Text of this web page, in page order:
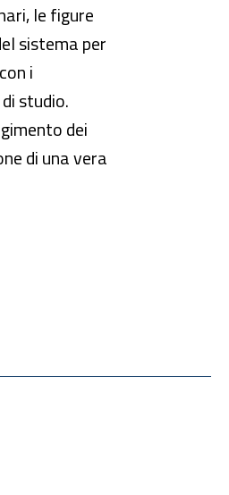
le figure
sistema per
i
studio.
dei
di una vera